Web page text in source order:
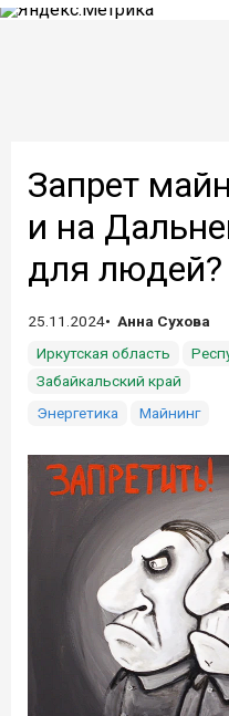
Запрет
и на
для людей?
25.11.2024
Анна Сухова
Иркутская область
Забайкальский край
Энергетика
Майнинг